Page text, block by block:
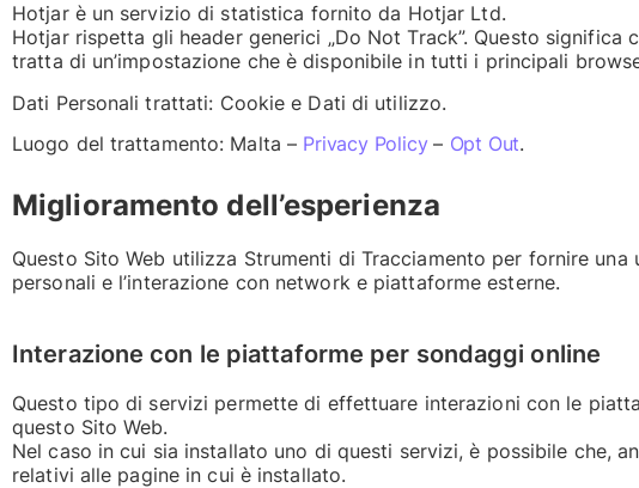
Hotjar è un servizio di statistica fornito da Hotjar Ltd.
Hotjar rispetta gli header generici „Do Not Track”. Questo
tratta di un’impostazione che è disponibile in tutti i principali
Dati Personali trattati: Cookie e Dati di utilizzo.
Luogo del trattamento: Malta – Privacy Policy– Opt Out.
Miglioramento dell’esperienza
Questo Sito Web utilizza Strumenti di Tracciamento per fornire
personali e l’interazione con network e piattaforme esterne.
Interazione con le piattaforme per sondaggi online
Questo tipo di servizi permette di effettuare interazioni con le
questo Sito Web.
Nel caso in cui sia installato uno di questi servizi, è possibile che,
relativi alle pagine in cui è installato.